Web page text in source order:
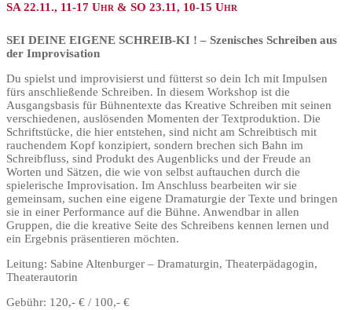
SA 22.11., 11-17 Uhr & SO 23.11, 10-15 Uhr
SEI DEINE EIGENE SCHREIB-KI ! – Szenisches Schreiben aus
der Improvisation
Du spielst und improvisierst und fütterst so dein Ich mit Impulsen
fürs anschließende Schreiben. In diesem Workshop ist die
Ausgangsbasis für Bühnentexte das Kreative Schreiben mit seinen
verschiedenen, auslösenden Momenten der Textproduktion. Die
Schriftstücke, die hier entstehen, sind nicht am Schreibtisch mit
rauchendem Kopf konzipiert, sondern brechen sich Bahn im
Schreibfluss, sind Produkt des Augenblicks und der Freude an
Worten und Sätzen, die wie von selbst auftauchen durch die
spielerische Improvisation. Im Anschluss bearbeiten wir sie
gemeinsam, suchen eine eigene Dramaturgie der Texte und bringen
sie in einer Performance auf die Bühne. Anwendbar in allen
Gruppen, die die kreative Seite des Schreibens kennen lernen und
ein Ergebnis präsentieren möchten.
Leitung: Sabine Altenburger – Dramaturgin, Theaterpädagogin,
Theaterautorin
Gebühr: 120,- € / 100,- €